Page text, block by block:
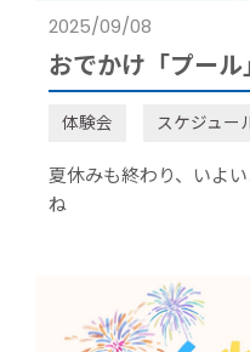
2025/09/08
おでかけ「プール
体験会 スケジュー
夏休みも終わり、いよ
ね